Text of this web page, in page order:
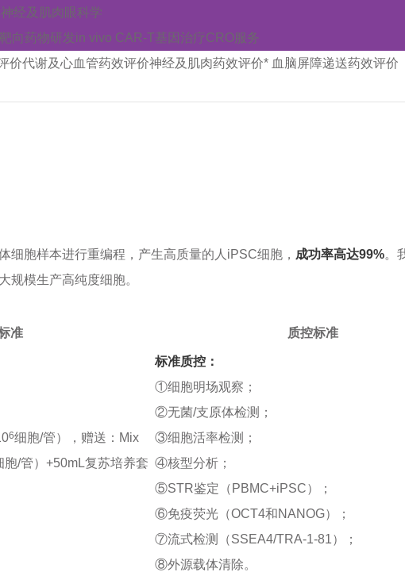
神经及肌肉 眼科学
向药物研发in vivo CAR-T基因治疗CRO服务
价代谢及心血管药效评价神经及肌肉药效评价* 血脑屏障递送药效评价
胞样本进行重编程，产生高质量的人iPSC细胞， 成功率高达99%。
规模生产高纯度细胞。
准 质控标准
6细胞/管），赠送：Mix
胞/管）+50mL复苏培养套
标准质控：
①细胞明场观察；
②无菌/支原体检测；
③细胞活率检测；
④核型分析；
⑤STR鉴定（PBMC+iPSC）；
⑥免疫荧光（OCT4和NANOG）；
⑦流式检测（SSEA4/TRA-1-81）；
⑧外源载体清除。